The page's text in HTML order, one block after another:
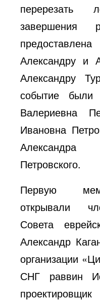
перерезать
завершения
Александру и
Александру
событие были
Валериевна
Ивановна
Петровского.
Первую
открывали
Совета
Александр
организации
СНГ раввин